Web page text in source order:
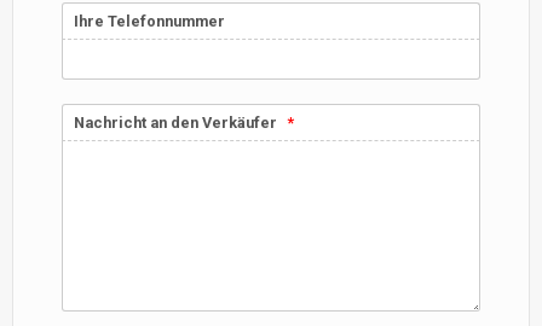
Ihre Telefonnummer
Nachricht an den Verkäufer